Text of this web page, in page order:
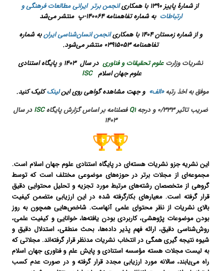
از شمارۀ پاییز 1390 با همکاری
انجمن برتر ایرانی مطالعات فرهنگی و
ارتباطات به شماره تفاهمنامه 140064-پ منتشر می‌شد
و از شماره زمستان 1404 با همکاری
انجمن انسان‌شناسی ایران به شماره
تفاهمنامه 03915053 منتشر می‌شود.
نشریات وزارت علوم تحقیقات و فناوری در سال 1403 وپایگاه استنادی
علوم جهان اسلام ISC
موفق به اخذ رتبه«الف» و جهت مشاهده گواهی روی اینلینک کلیک کنید.
ضریب تاثیر 0/333 و درجه
Q1 فصلنامه بر اساس گزارش پایگاهISC در سال
1403
این نشریه جزو نشریات هسته‌ای در پایگاه استنادی علوم جهان اسلام است.
مجموعه‌ای از مجلات برتر در حوزه‌های موضوعی مختلف است که توسط
گروهی از متخصصان رشته‌های مرتبط مورد تجزیه و تحلیل محتوایی دقیق
قرار گرفته است. معیارهای بکارگرفته شده در این ارزیابی متضمن کیفیت
بالای نشریات از نظر محتوای علمی آنهاست. شاخص‌هایی همچون به روز
بودن موضوعات پژوهشی، کاربردی بودن یافته‌ها، خوانایی و کیفیت علمی،
روش‌شناسی دقیق، ارائه فهم پذیر داده‌ها، بحث منطقی، استدلال دقیق و
شیوه نتیجه گیری همگی در انتخاب نشریات مدنظر قرار گرفته‌اند. مجلاتی که
به لیست مجلات هسته مؤسسه استنادی و پایش علم و فناوری جهان اسلام
راه می‌یابند، سالانه مورد ارزیابی مجدد قرار گرفته و در صورت عدم کسب